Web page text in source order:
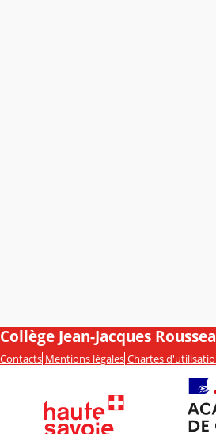
Collège Jean-Jacques
Contacts Mentions légales Chartes